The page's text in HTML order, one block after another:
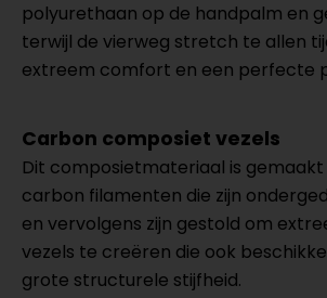
polyurethaan op de handpalm en
terwijl de vierweg stretch te allen
extreem comfort en een perfecte
Carbon composiet vezels
Dit composietmateriaal is
carbon filamenten die zijn
en vervolgens zijn gestold om
vezels te creëren die ook
grote structurele stijfheid.